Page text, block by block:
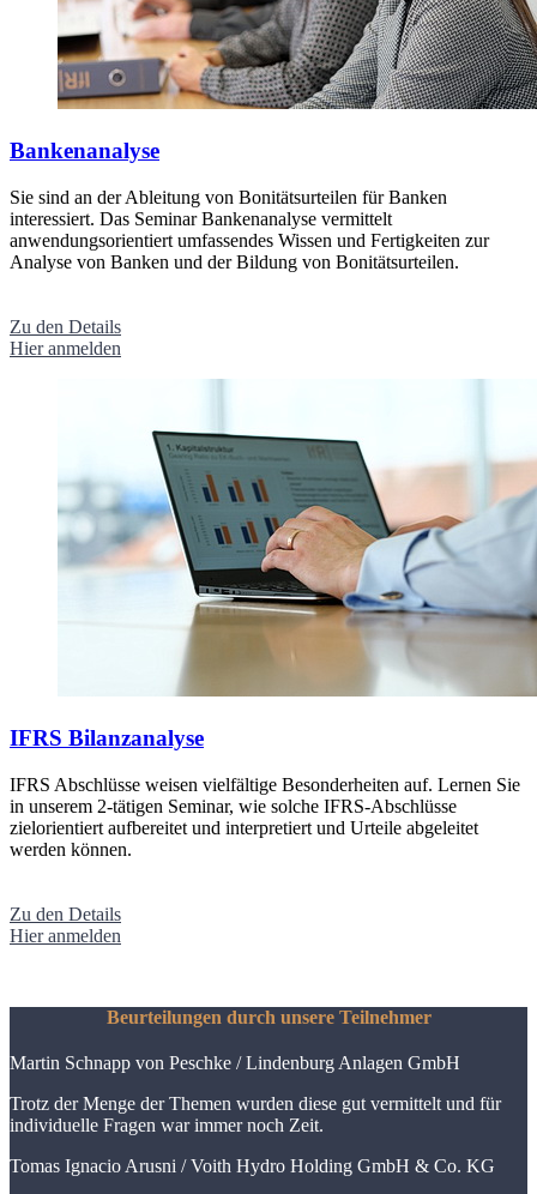
Bankenanalyse
Sie sind an der Ableitung von Bonitätsurteilen für Banken
interessiert. Das Seminar Bankenanalyse vermittelt
anwendungsorientiert umfassendes Wissen und Fertigkeiten zur
Analyse von Banken und der Bildung von Bonitätsurteilen.
Zu den Details
Hier anmelden
IFRS Bilanzanalyse
IFRS Abschlüsse weisen vielfältige Besonderheiten auf. Lernen Sie
in unserem 2-tätigen Seminar, wie solche IFRS-Abschlüsse
zielorientiert aufbereitet und interpretiert und Urteile abgeleitet
werden können.
Zu den Details
Hier anmelden
Beurteilungen durch unsere Teilnehmer
Martin Schnapp von Peschke /Lindenburg Anlagen GmbH
Trotz der Menge der Themen wurden diese gut vermittelt und für
individuelle Fragen war immer noch Zeit.
Tomas Ignacio Arusni /Voith Hydro Holding GmbH & Co. KG